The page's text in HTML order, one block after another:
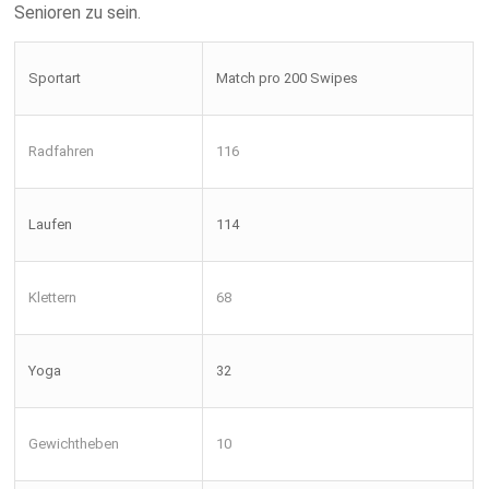
Senioren zu sein.
Sportart Match pro 200 Swipes
Radfahren 116
Laufen 114
Klettern 68
Yoga 32
Gewichtheben 10